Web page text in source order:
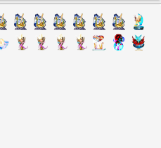
Carrión
del 2014.